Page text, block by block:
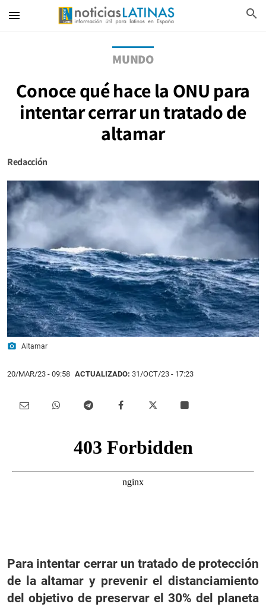
menu search
MUNDO
Conoce qué hace la ONU para
intentar cerrar un tratado de
altamar
Redacción
photo_camera Altamar
20/MAR/23 - 09:58 ACTUALIZADO: 31/OCT/23 - 17:23
Para intentar cerrar un tratado de protección
de la altamar y prevenir el distanciamiento
del objetivo de preservar el 30% del planeta